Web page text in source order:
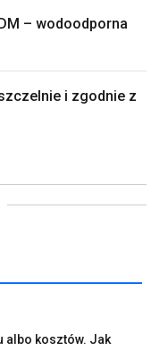
– wodoodporna
i zgodnie z
albo kosztów. Jak